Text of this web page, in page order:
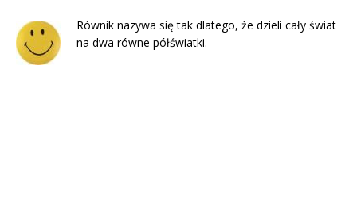
Równik nazywa się tak dlatego, że dzieli cały świat
na dwa równe półświatki.